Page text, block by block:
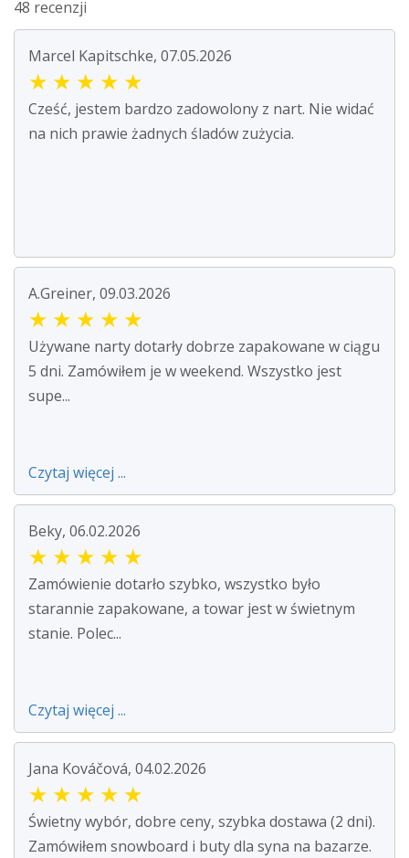
48 recenzji
Marcel Kapitschke, 07.05.2026
★ ★ ★ ★ ★
Cześć, jestem bardzo zadowolony z nart. Nie widać
na nich prawie żadnych śladów zużycia.
A.Greiner, 09.03.2026
★ ★ ★ ★ ★
Używane narty dotarły dobrze zapakowane w ciągu
5 dni. Zamówiłem je w weekend. Wszystko jest
supe...
Czytaj więcej ...
Beky, 06.02.2026
★ ★ ★ ★ ★
Zamówienie dotarło szybko, wszystko było
starannie zapakowane, a towar jest w świetnym
stanie. Polec...
Czytaj więcej ...
Jana Kováčová, 04.02.2026
★ ★ ★ ★ ★
Świetny wybór, dobre ceny, szybka dostawa (2 dni).
Zamówiłem snowboard i buty dla syna na bazarze.